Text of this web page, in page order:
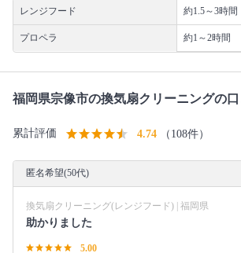
レンジフード 約1.5～3時間
プロペラ 約1～2時間
福岡県宗像市の換気扇クリーニングの口
累計評価 4.74 （108件）
匿名希望(50代)
換気扇クリーニング(レンジフード) | 福岡県
助かりました
5.00